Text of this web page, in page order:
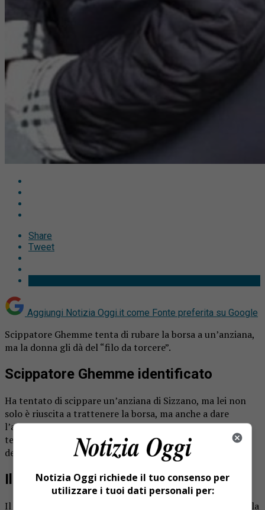
Share
Tweet
Aggiungi Notizia Oggi.it come Fonte preferita su Google
Scippatore Ghemme tenta di rubare la borsa a un’anziana,
ma la donna gli dà del “filo da torcere”.
Scippatore Ghemme identificato
Ha tentato di scippare un’anziana di Sizzano, ma lei non
solo è riuscita a trattenere la borsa, ma anche a dare
l’allarme. Grazie alle sue indicazioni e a quelle di alcuni
testimoni i carabinieri di Ghemme sono riusciti a
denunciare il malfattore, è un giovane residente in zona.
Il responsabile
Il fatto risale allo scorso 8 giugno quando i carabinieri della
Notizia Oggi richiede il tuo consenso per
utilizzare i tuoi dati personali per: